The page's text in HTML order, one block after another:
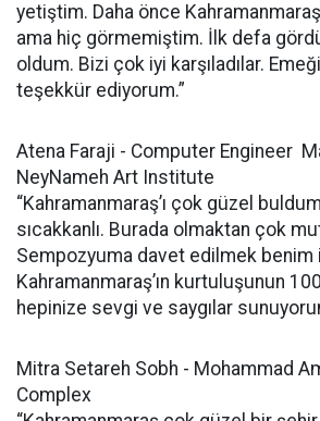
yetiştim. Daha önce
ama hiç görmemiştim. İlk defa
oldum. Bizi çok iyi karşıladılar.
teşekkür ediyorum.”
Atena Faraji - Computer Engineer
NeyNameh Art Institute
“Kahramanmaraş’ı çok güzel
sıcakkanlı. Burada olmaktan çok
Sempozyuma davet edilmek benim
Kahramanmaraş’ın kurtuluşunun
hepinize sevgi ve saygılar
Mitra Setareh Sobh - Mohammad
Complex